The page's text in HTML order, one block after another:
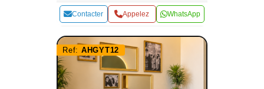
Contacter Appelez WhatsApp
Ref: AHGYT12